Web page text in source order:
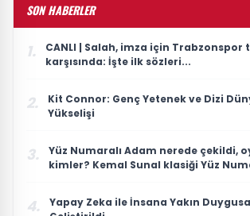
SON HABERLER
1.
CANLI | Salah, imza için Trabzonspor
karşısında: İşte ilk sözleri...
2.
Kit Connor: Genç Yetenek ve Dizi
Yükselişi
3.
Yüz Numaralı Adam nerede çekildi,
kimler? Kemal Sunal klasiği Yüz
4.
Yapay Zeka ile İnsana Yakın